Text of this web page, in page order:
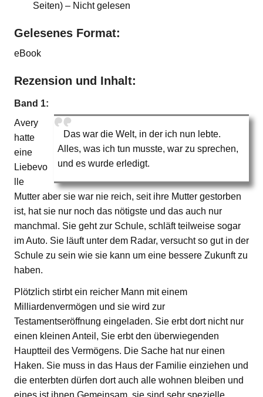
Seiten) – Nicht gelesen
Gelesenes Format:
eBook
Rezension und Inhalt:
Band 1:
Das war die Welt, in der ich nun lebte.
Alles, was ich tun musste, war zu sprechen,
und es wurde erledigt.
Avery
hatte
eine
Liebevo
lle
Mutter aber sie war nie reich, seit ihre Mutter gestorben
ist, hat sie nur noch das nötigste und das auch nur
manchmal. Sie geht zur Schule, schläft teilweise sogar
im Auto. Sie läuft unter dem Radar, versucht so gut in der
Schule zu sein wie sie kann um eine bessere Zukunft zu
haben.
Plötzlich stirbt ein reicher Mann mit einem
Milliardenvermögen und sie wird zur
Testamentseröffnung eingeladen. Sie erbt dort nicht nur
einen kleinen Anteil, Sie erbt den überwiegenden
Hauptteil des Vermögens. Die Sache hat nur einen
Haken. Sie muss in das Haus der Familie einziehen und
die enterbten dürfen dort auch alle wohnen bleiben und
eines ist ihnen Gemeinsam, sie sind sehr spezielle